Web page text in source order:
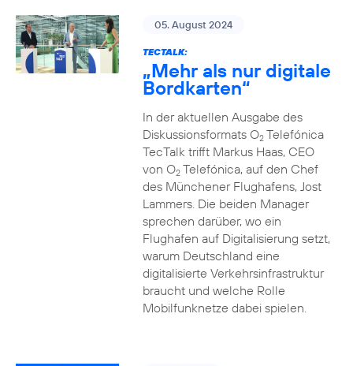
05. August 2024
TECTALK:
„Mehr als nur digitale
Bordkarten“
In der aktuellen Ausgabe des
Diskussionsformats O2Telefónica
TecTalk trifft Markus Haas, CEO
von O2Telefónica, auf den Chef
des Münchener Flughafens, Jost
Lammers. Die beiden Manager
sprechen darüber, wo ein
Flughafen auf Digitalisierung setzt,
warum Deutschland eine
digitalisierte Verkehrsinfrastruktur
braucht und welche Rolle
Mobilfunknetze dabei spielen.